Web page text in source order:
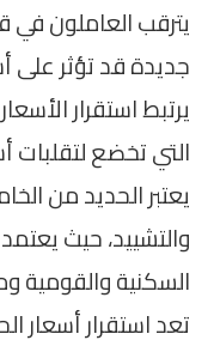
يترقب العاملون في
جديدة قد تؤثر على
يرتبط استقرار
التي تخضع لتقلبات
يعتبر الحديد من
والتشييد، حيث
السكنية والقومية
تعد استقرار أسعار